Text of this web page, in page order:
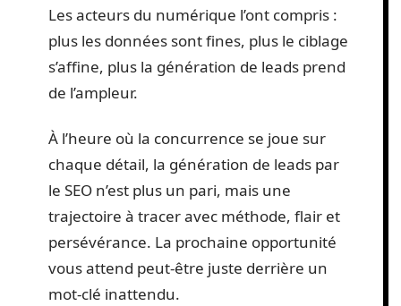
Les acteurs du numérique l’ont compris :
plus les données sont fines, plus le ciblage
s’affine, plus la génération de leads prend
de l’ampleur.
À l’heure où la concurrence se joue sur
chaque détail, la génération de leads par
le SEO n’est plus un pari, mais une
trajectoire à tracer avec méthode, flair et
persévérance. La prochaine opportunité
vous attend peut-être juste derrière un
mot-clé inattendu.